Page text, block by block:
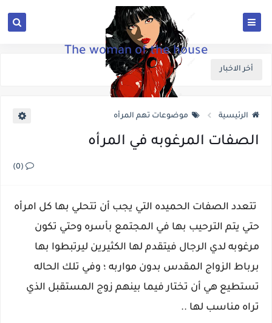
The woman of the house
أخر الاخبار
الرئيسية موضوعات تهم المرأه
الصفات المرغوبه في المرأه
(0)
تتعدد الصفات الحميده التي يجب أن تتحلي بها كل امرأه
حتي يتم الترحيب بها في المجتمع بأسره وحتي تكون
مرغوبه لدي الرجال فيتقدم لها الكثيرين ليرتبطوا بها
برباط الزواج المقدس بدون مواربه ؛ وفي تلك الحاله
تستطيع هي أن تختار فيما بينهم زوج المستقبل الذي
تراه مناسب لها ..